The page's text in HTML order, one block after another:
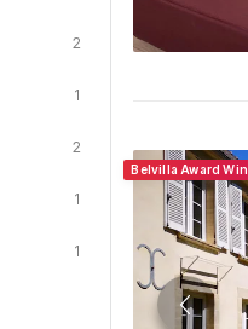
2
1
2
1
1
Belvilla Award